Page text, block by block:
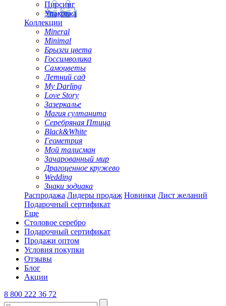
Пирсинг
Упаковка
Коллекции
Mineral
Minimal
Брызги цвета
Госсимволика
Самоцветы
Летний сад
My Darling
Love Story
Зазеркалье
Магия султанита
Серебряная Птица
Black&White
Геометрия
Мой талисман
Зачарованный мир
Драгоценное кружево
Wedding
Знаки зодиака
Распродажа Лидеры продаж Новинки Лист желаний
Подарочный сертификат
Еще
Столовое серебро
Подарочный сертификат
Продажи оптом
Условия покупки
Отзывы
Блог
Акции
8 800 222 36 72